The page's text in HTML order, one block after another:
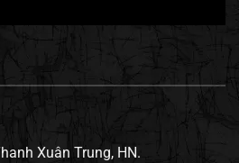
Xuân Trung, HN.